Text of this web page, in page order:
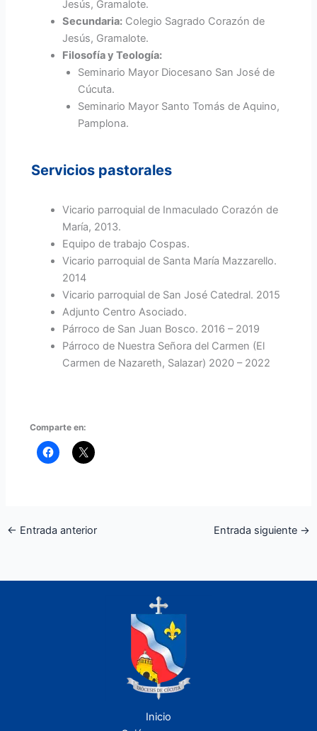
Jesús, Gramalote.
Secundaria: Colegio Sagrado Corazón de
Jesús, Gramalote.
Filosofía y Teología:
Seminario Mayor Diocesano San José de
Cúcuta.
Seminario Mayor Santo Tomás de Aquino,
Pamplona.
Servicios pastorales
Vicario parroquial de Inmaculado Corazón de
María, 2013.
Equipo de trabajo Cospas.
Vicario parroquial de Santa María Mazzarello.
2014
Vicario parroquial de San José Catedral. 2015
Adjunto Centro Asociado.
Párroco de San Juan Bosco. 2016 – 2019
Párroco de Nuestra Señora del Carmen (El
Carmen de Nazareth, Salazar) 2020 – 2022
Comparte en:
← Entrada anterior Entrada siguiente →
Inicio